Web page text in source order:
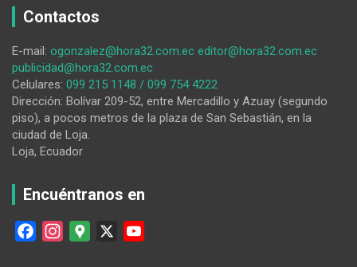
de
Municipales
dice
que
la
administración
pedidos
Contactos
E-mail: ogonzalez@hora32.com.ec editor@hora32.com.ec
publicidad@hora32.com.ec
Celulares: 099 215 1148 / 099 754 4222
Dirección: Bolívar 209-52, entre Mercadillo y Azuay (segundo
piso), a pocos metros de la plaza de San Sebastián, en la
ciudad de Loja.
Loja, Ecuador
Encuéntranos en